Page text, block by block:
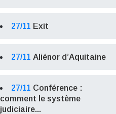
27/11 Exit
27/11 Aliénor d’Aquitaine
27/11 Conférence :
comment le système
judiciaire...